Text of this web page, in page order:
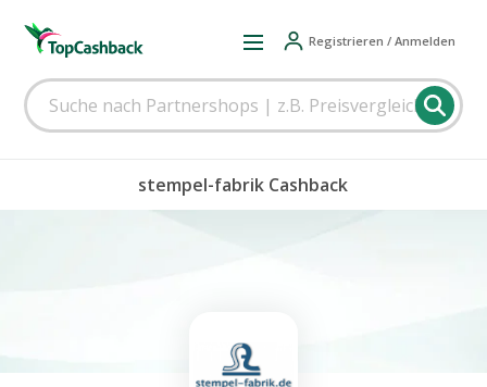
Registrieren / Anmelden
stempel-fabrik Cashback